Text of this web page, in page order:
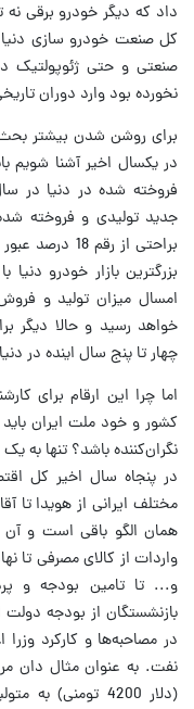
داد که دیگر خودرو برقی
کل صنعت خودرو سازی
صنعتی و حتی
نخورده بود وارد دوران
برای روشن شدن بیشتر
در یکسال اخیر آشنا شویم
جدید تولیدی و فروخته
براحتی از
خواهد رسید و حالا دیگر
چهار تا پنج سال اینده در دنیا به بالای 50 درصد و
اما چرا این ارقام برای
کشور و خود ملت ایران
نگران‌کننده باشد؟ تنها
در پنجاه سال اخیر کل
مختلف ایرانی از هویدا تا
همان الگو باقی است و
واردات از کالای مصرفی تا
و... تا تامین بودجه و
بازنشستگان از بودجه
در مصاحبه‌ها و کارکرد
نفت. به عنوان مثال دان
(دلار 4200